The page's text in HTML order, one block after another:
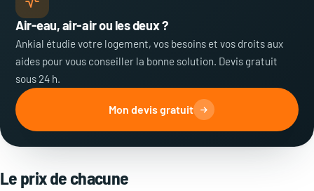
Air-eau, air-air ou les deux ?
Ankial étudie votre logement, vos besoins et vos droits aux
aides pour vous conseiller la bonne solution. Devis gratuit
sous 24 h.
Mon devis gratuit
Le prix de chacune